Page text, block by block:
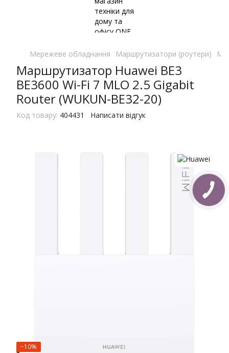
Мережеве обладнання Маршрутизатори (роутери)
Маршрутизатор Huawei BE3
BE3600 Wi-Fi 7 MLO 2.5 Gigabit
Router (WUKUN-BE32-20)
Код товару: 404431 Написати відгук
−10%